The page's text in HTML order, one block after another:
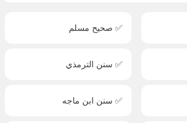
✅ صحيح مسلم
✅ سنن الترمذي
✅ سنن ابن ماجه